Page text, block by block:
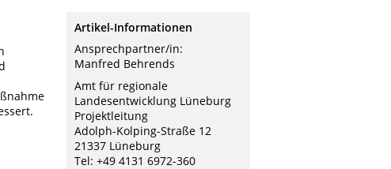
Artikel-Informationen
Ansprechpartner/in:
Manfred Behrends
Amt für regionale
Landesentwicklung Lüneburg
Projektleitung
Adolph-Kolping-Straße 12
21337 Lüneburg
Tel: +49 4131 6972-360